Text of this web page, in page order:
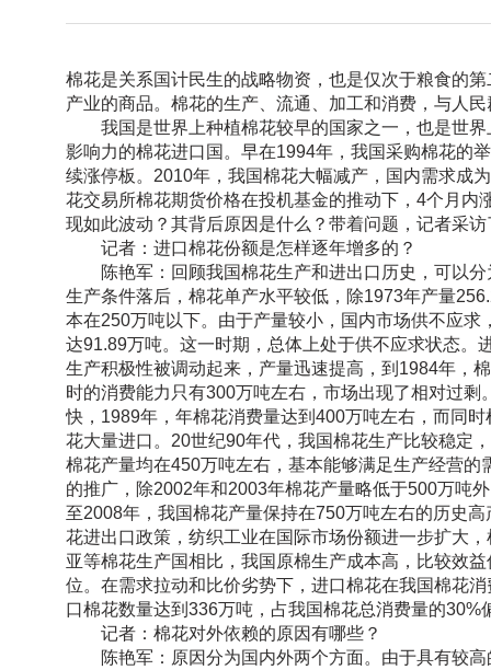
棉花是关系国计民生的战略物资，也是仅次于粮食的
产业的商品。棉花的生产、流通、加工和消费，与人
我国是世界上种植棉花较早的国家之一，也是世界
影响力的棉花进口国。早在1994年，我国采购棉花的
续涨停板。2010年，我国棉花大幅减产，国内需求成
花交易所棉花期货价格在投机基金的推动下，4个月内
现如此波动？其背后原因是什么？带着问题，记者采
记者：进口棉花份额是怎样逐年增多的？
陈艳军：回顾我国棉花生产和进出口历史，可以分
生产条件落后，棉花单产水平较低，除1973年产量
本在250万吨以下。由于产量较小，国内市场供不应
达91.89万吨。这一时期，总体上处于供不应求状态。
生产积极性被调动起来，产量迅速提高，到1984年，
时的消费能力只有300万吨左右，市场出现了相对过
快，1989年，年棉花消费量达到400万吨左右，而同
花大量进口。20世纪90年代，我国棉花生产比较稳定
棉花产量均在450万吨左右，基本能够满足生产经营
的推广，除2002年和2003年棉花产量略低于500万吨
至2008年，我国棉花产量保持在750万吨左右的历史
花进出口政策，纺织工业在国际市场份额进一步扩大
亚等棉花生产国相比，我国原棉生产成本高，比较效
位。在需求拉动和比价劣势下，进口棉花在我国棉花
口棉花数量达到336万吨，占我国棉花总消费量的30%
记者：棉花对外依赖的原因有哪些？
陈艳军：原因分为国内外两个方面。由于具有较高